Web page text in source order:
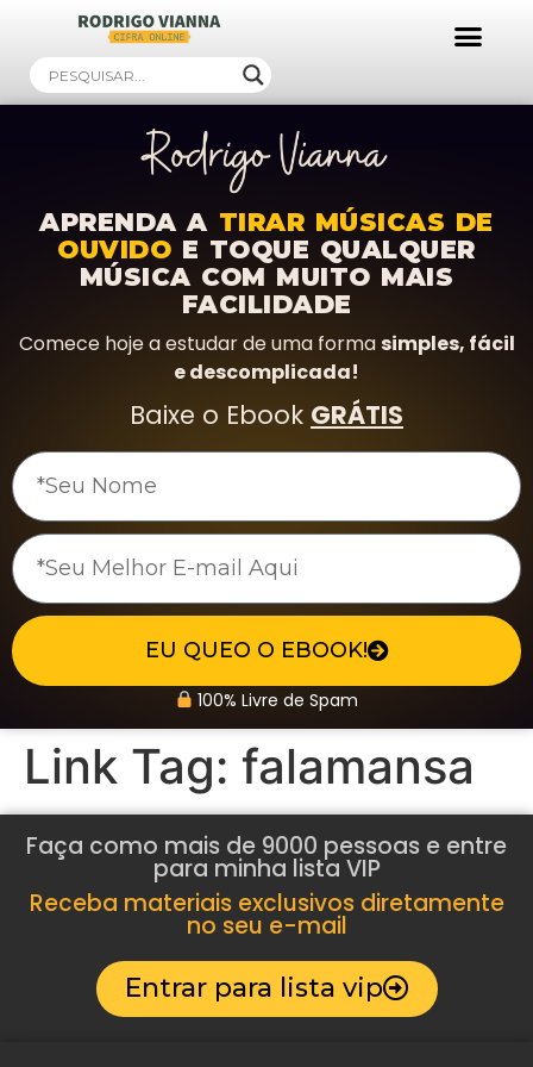
APRENDA A TIRAR MÚSICAS DE
OUVIDO E TOQUE QUALQUER
MÚSICA COM MUITO MAIS
FACILIDADE
Comece hoje a estudar de uma formasimples, fácil
e descomplicada!
Baixe o Ebook GRÁTIS
EU QUEO O EBOOK!
100% Livre de Spam
Link Tag: falamansa
Faça como mais de 9000 pessoas e entre
para minha lista VIP
Receba materiais exclusivos diretamente
no seu e-mail
Entrar para lista vip